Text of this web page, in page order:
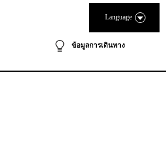
ข้อมูลการเดินทาง
Language